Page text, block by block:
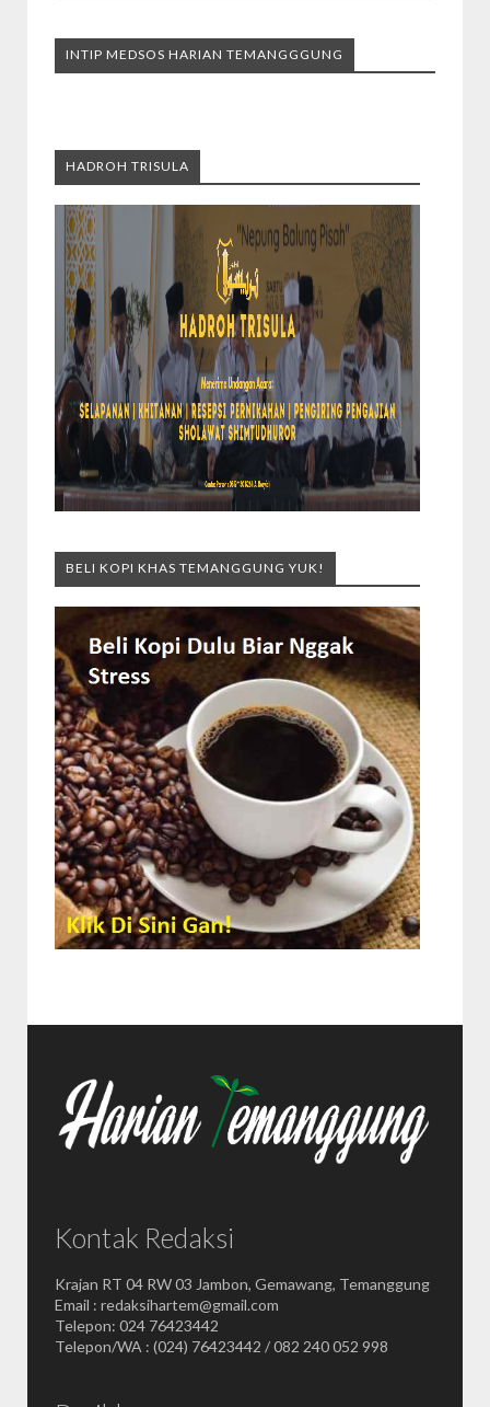
INTIP MEDSOS HARIAN TEMANGGGUNG
HADROH TRISULA
BELI KOPI KHAS TEMANGGUNG YUK!
Kontak Redaksi
Krajan RT 04 RW 03 Jambon, Gemawang, Temanggung
Email : redaksihartem@gmail.com
Telepon: 024 76423442
Telepon/WA : (024) 76423442 / 082 240 052 998